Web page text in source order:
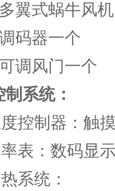
翼式蜗牛风机
码器一个
调风门一个
系统：
控制器：触
表：数码显
系统：